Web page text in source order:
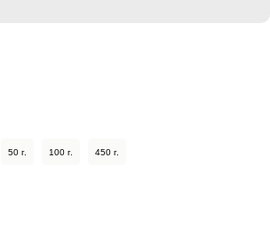
50 г. 100 г. 450 г.